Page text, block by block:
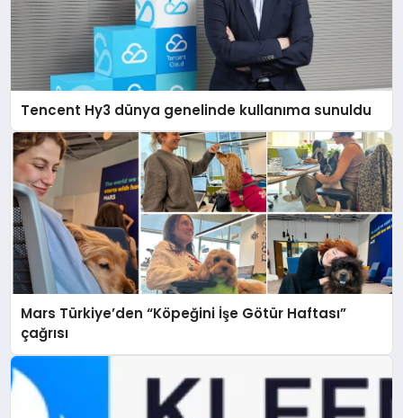
Tencent Hy3 dünya genelinde kullanıma sunuldu
Mars Türkiye’den “Köpeğini İşe Götür Haftası”
çağrısı